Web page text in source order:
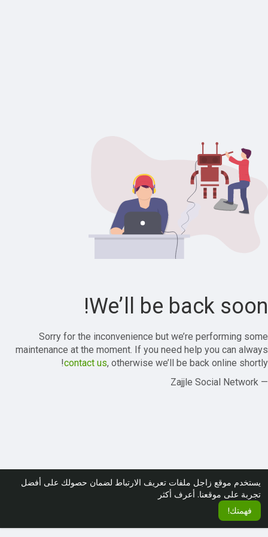
يستخدم موقع زاجل ملفات تعريف الارتباط لضمان حصولك على أفضل
تجربة على موقعنا. أعرف أكثر
فهمتك!
We’ll be back soon!
Sorry for the inconvenience but we’re performing some
maintenance at the moment. If you need help you can always
contact us, otherwise we’ll be back online shortly!
— Zajjle Social Network